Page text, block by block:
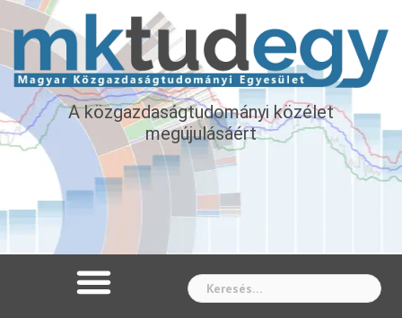
A közgazdaságtudományi közélet
megújulásáért